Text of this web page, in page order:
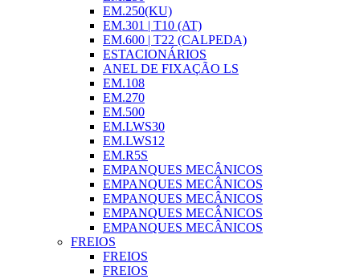
EM.250(KU)
EM.301 | T10 (AT)
EM.600 | T22 (CALPEDA)
ESTACIONÁRIOS
ANEL DE FIXAÇÃO LS
EM.108
EM.270
EM.500
EM.LWS30
EM.LWS12
EM.R5S
EMPANQUES MECÂNICOS
EMPANQUES MECÂNICOS
EMPANQUES MECÂNICOS
EMPANQUES MECÂNICOS
EMPANQUES MECÂNICOS
FREIOS
FREIOS
FREIOS